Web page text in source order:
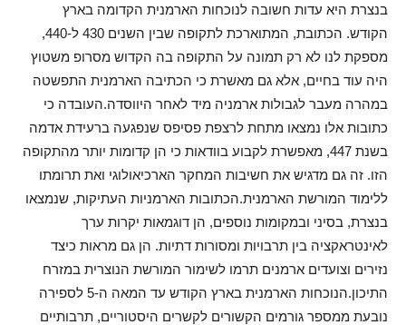
בנצרת היא עדות חשובה לנוכחות הארמנית הקדומה בארץ
הקודש. הכתובת, המתוארכת לתקופה שבין השנים 430 ל-440,
מספקת לנו לא רק תמונה על התקופה בה הקדוש מסרופ משטוץ
היה עוד בחיים, אלא גם מאשרת כי הכתיבה הארמנית התפשטה
במהרה מעבר לגבולות ארמניה מיד לאחר היווסדה.העובדה כי
כתובות אלו נמצאו מתחת לרצפת פסיפס שנפגעה ברעידת אדמה
בשנת 447, מאפשרת לקבוע בוודאות כי הן קדומות יותר מהתקופה
הזו. זה גם מדגיש את חשיבות המחקר הארכיאולוגי ואת תרומתו
ללימוד המורשת הארמנית.הכתובות הארמניות העתיקות, שנמצאו
בנצרת, בסיני ובמקומות נוספים, הן דוגמאות יקרות ערך
לאינטראקציה בין תרבויות ומסורות דתיות. הן גם מראות כיצד
נזירים וצועדים ארמנים תרמו לשימור המורשת הנוצרית במזרח
התיכון.הנוכחות הארמנית בארץ הקודש עד המאה ה-5 לספירה
נובעת ממספר גורמים הקשורים לקשרים היסטוריים, תרבותיים